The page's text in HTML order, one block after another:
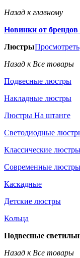
Назад к главному
Новинки от
ЛюстрыПросмотреть
Назад к Все товары
Подвесные люстры
Накладные люстры
Люстры На штанге
Светодиодные
Классические люстры
Современные люстры
Каскадные
Детские люстры
Кольца
Подвесные
Назад к Все товары